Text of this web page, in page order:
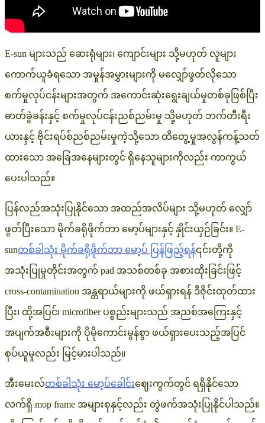
E-sun များသည် ဆေးရုံများ၊ ကျောင်းများ သို့မဟုတ် လူများ
ကောက်ယူခံရသော အမှုန်အမွှားများကို မလျှော်ဖွတ်လိုသော
စက်မှုလုပ်ငန်းများအတွက် အကောင်းဆုံးရွေးချယ်မှုတစ်ခုဖြစ်ပြီး
ဓာတ်ခွဲခန်းနှင့် စက်မှုလုပ်ငန်းညစ်ညမ်းမှု သို့မဟုတ် ဘက်တီးရီး
ယားနှင့် ဗိုင်းရပ်စ်ညစ်ညမ်းမှုကဲ့သို့သော ထိတွေ့မှုအလွန်ကန့်သတ်
ထားသော အခြေအနေများတွင် ရှိနေသူများကိုလည်း ကာကွယ်
ပေးပါသည်။
ပြန်လည်အသုံးပြုနိုင်သော အထည်အလိပ်များ သို့မဟုတ် လျှော်
ဖွတ်ပြီးသော မိုက်ခရိုဖိုက်ဘာ မော့ပ်များနှင့် နှိုင်းယှဉ်ခြင်း။ E-
sunတစ်ခါသုံး မိုက်ခရိုဖိုက်ဘာ မော့ပ် ပြန်ဖြည့်ရန်၎င်းတို့ကို
အသုံးပြုမှုတိုင်းအတွက် pad အသစ်တစ်ခု အစားထိုးခြင်းဖြင့်
cross-contamination အန္တရာယ်များကို ဖယ်ရှားရန် ဒီဇိုင်းထုတ်ထား
ပြီး၊ ထို့အပြင်၊ microfiber ပစ္စည်းများသည် အညစ်အကြေးနှင့်
အပျက်အစီးများကို ပိုမိုကောင်းမွန်စွာ ဖယ်ရှားပေးသည့်အပြင်
စုပ်ယူမှုလည်း မြင့်မားပါသည်။
အီးမေးလ်တစ်ခါသုံး မော့ပ်ခေါင်းဈေးကွက်တွင် ရရှိနိုင်သော
လက်ရှိ mop frame အများစုနှင့်လည်း တွဲဖက်အသုံးပြုနိုင်ပါသည်။